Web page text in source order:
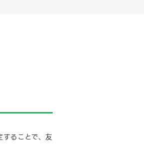
ることで、友